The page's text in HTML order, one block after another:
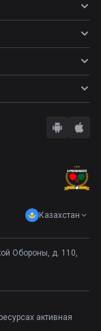
Казахстан
Обороны, д. 110,
активная